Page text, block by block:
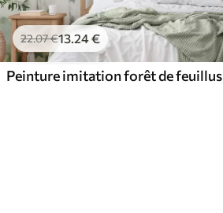
22.07€13.24€
Peinture imitation forêt de feuillus